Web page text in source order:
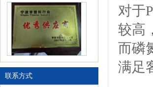
宁波塑料行业优秀供应商
联系方式
对于
较高
而磷
满足